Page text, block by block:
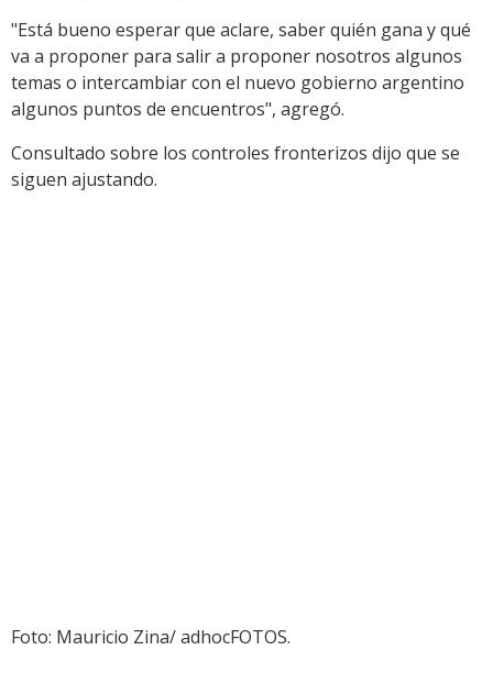
"Está bueno esperar que aclare, saber quién gana y qué
va a proponer para salir a proponer nosotros algunos
temas o intercambiar con el nuevo gobierno argentino
algunos puntos de encuentros", agregó.
Consultado sobre los controles fronterizos dijo que se
siguen ajustando.
Foto: Mauricio Zina/ adhocFOTOS.